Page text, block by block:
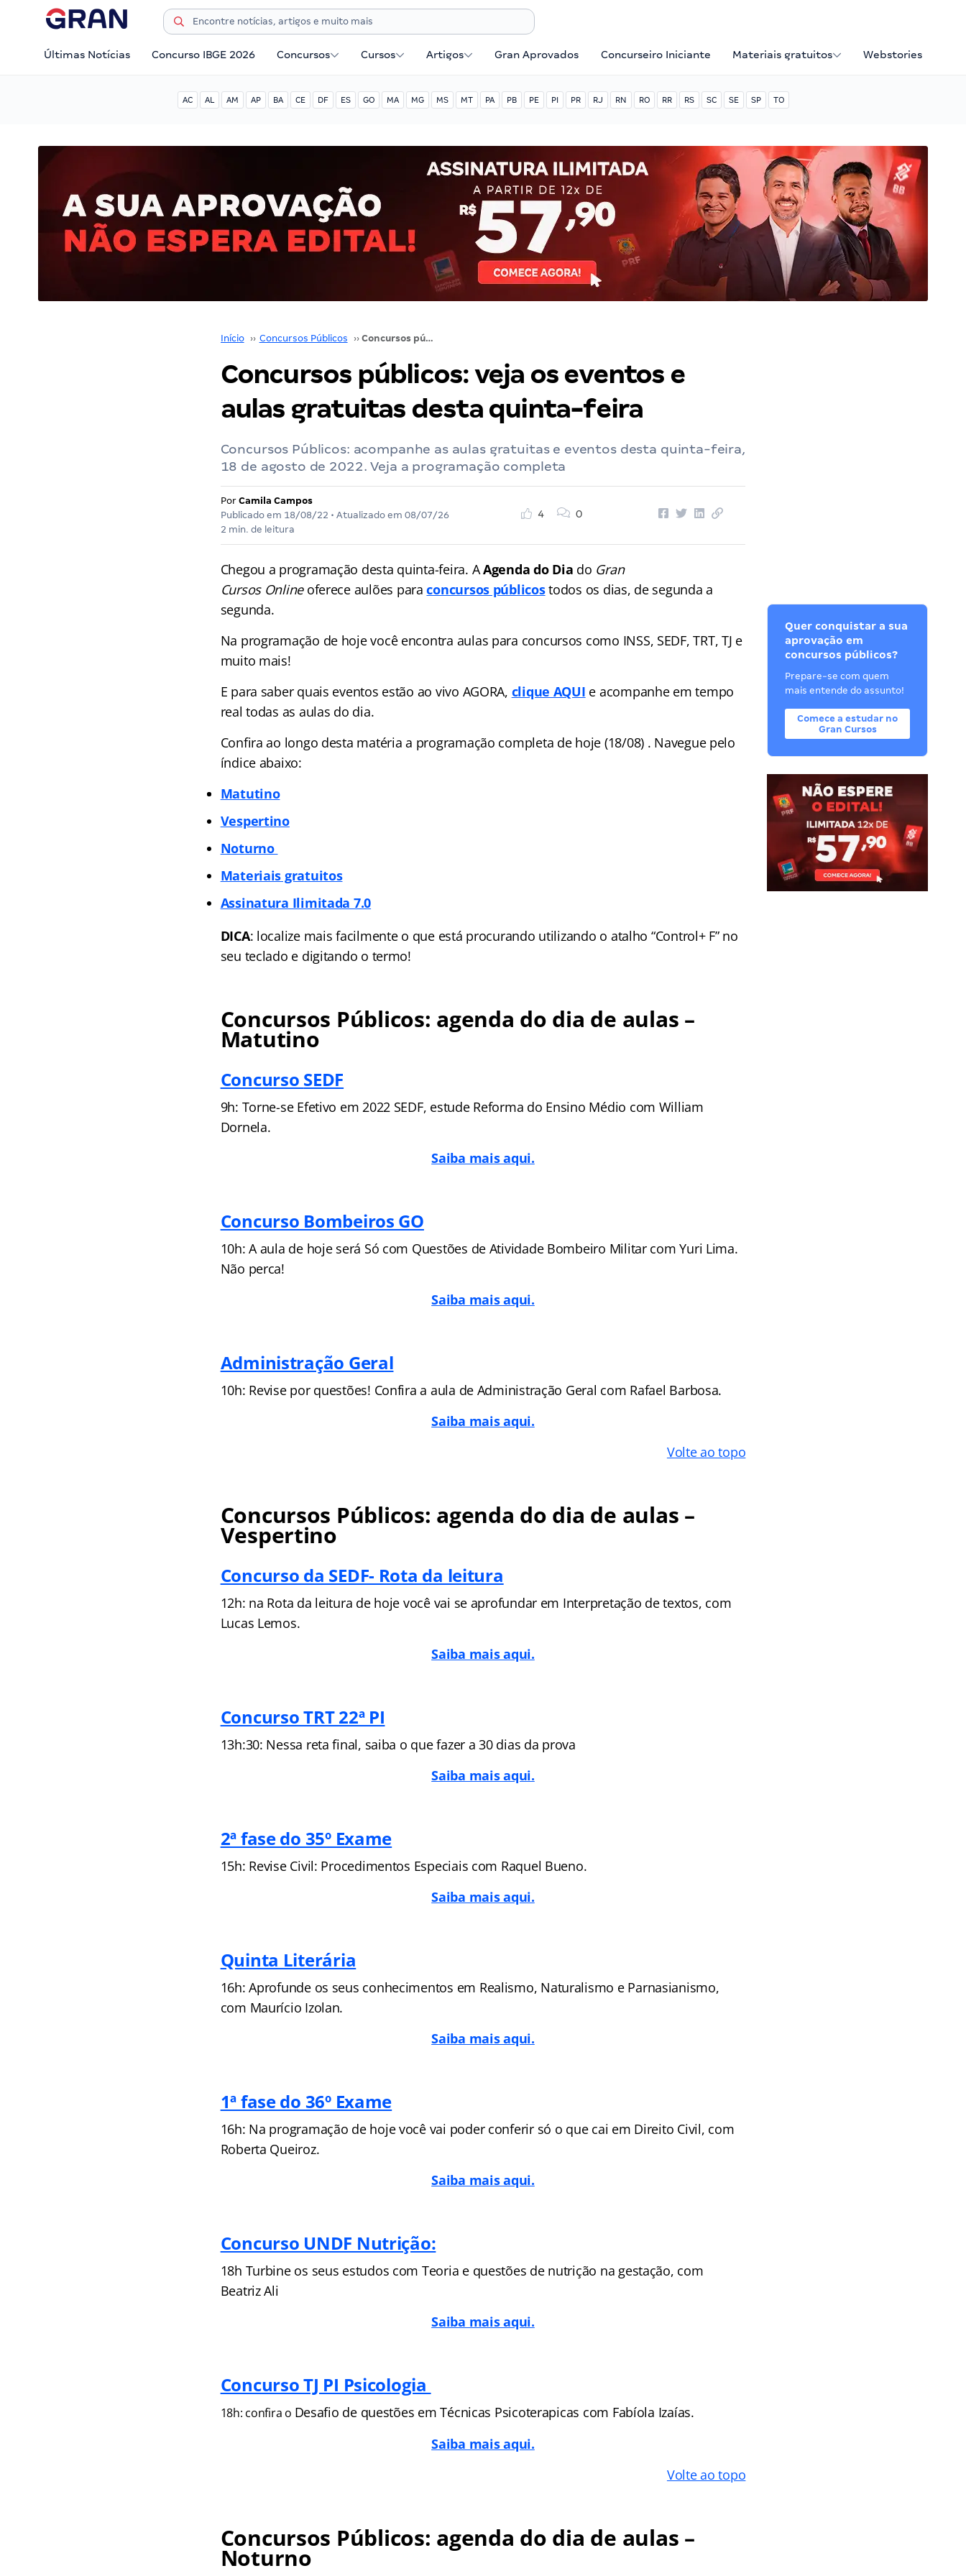
Últimas Notícias Concurso IBGE 2026 Concursos Cursos Artigos Gran Aprovados Concurseiro Iniciante Materiais gratuitos Webstories
AC AL AM AP BA CE DF ES GO MA MG MS MT PA PB PE PI PR RJ RN RO RR RS SC SE SP TO
Início ›› Concursos Públicos ›› Concursos públicos: veja os eventos e aulas gratuitas desta quinta-feira
Concursos públicos: veja os eventos e
aulas gratuitas desta quinta-feira
Concursos Públicos: acompanhe as aulas gratuitas e eventos desta quinta-feira,
18 de agosto de 2022. Veja a programação completa
Por Camila Campos
Publicado em 18/08/22 • Atualizado em 08/07/26
2 min. de leitura
4 0
Chegou a programação desta quinta-feira. AAgenda do Dia do Gran
Cursos Online oferece aulões paraconcursos públicostodos os dias, de segunda a
segunda.
Na programação de hoje você encontra aulas para concursos como INSS, SEDF, TRT, TJ e
muito mais!
E para saber quais eventos estão ao vivo AGORA, clique AQUI e acompanhe em tempo
real todas as aulas do dia.
Confira ao longo desta matéria a programação completa de hoje (18/08) . Navegue pelo
índiceabaixo:
Matutino
Vespertino
Noturno
Materiais gratuitos
Assinatura Ilimitada 7.0
DICA: localize mais facilmente o que está procurando utilizando o atalho “Control+ F” no
seu teclado e digitando o termo!
Concursos Públicos: agenda do dia de aulas –
Matutino
Concurso SEDF
9h: Torne-se Efetivo em 2022 SEDF, estude Reforma do Ensino Médio com William
Dornela.
Saiba mais aqui.
Concurso Bombeiros GO
10h: A aula de hoje será Só com Questões de Atividade Bombeiro Militar com Yuri Lima.
Não perca!
Saiba mais aqui.
Administração Geral
10h: Revise por questões! Confira a aula deAdministração Geral com Rafael Barbosa.
Saiba mais aqui.
Volte ao topo
Concursos Públicos: agenda do dia de aulas –
Vespertino
Concurso da SEDF- Rota da leitura
12h: na Rota da leitura de hoje você vai se aprofundar em Interpretação de textos, com
Lucas Lemos.
Saiba mais aqui.
Concurso TRT 22ª PI
13h:30: Nessa reta final, saiba o que fazer a 30 dias da prova
Saiba mais aqui.
2ª fase do 35º Exame
15h: Revise Civil: Procedimentos Especiais com Raquel Bueno.
Saiba mais aqui.
Quinta Literária
16h: Aprofunde os seus conhecimentos em Realismo, Naturalismo e Parnasianismo,
com Maurício Izolan.
Saiba mais aqui.
1ª fase do 36º Exame
16h: Na programação de hoje você vai poder conferir só o que cai em Direito Civil, com
Roberta Queiroz.
Saiba mais aqui.
Concurso UNDF Nutrição:
18h Turbine os seus estudos com Teoria e questões de nutrição na gestação, com
Beatriz Ali
Saiba mais aqui.
Concurso TJ PI Psicologia
18h: confira o Desafio de questões em Técnicas Psicoterapicas com Fabíola Izaías.
Saiba mais aqui.
Volte ao topo
Concursos Públicos: agenda do dia de aulas –
Noturno
Quer conquistar a sua
aprovação em
concursos públicos?
Prepare-se com quem
mais entende do assunto!
Comece a estudar no
Gran Cursos